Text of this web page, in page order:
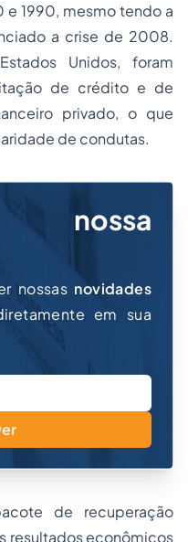
1990, mesmo tendo a
a crise de 2008.
Unidos, foram
de crédito e de
privado, o que
de condutas.
nossa
nossas novidades
em sua
de recuperação
resultados econômicos